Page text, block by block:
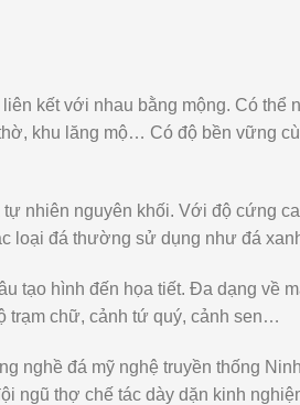
kết với nhau bằng mộng. Có
khu lăng mộ… Có độ bền vững
nhiên nguyên khối. Với độ cứng
đá thường sử dụng như đá
tạo hình đến họa tiết. Đa dạng về
trạm chữ, cảnh tứ quý, cảnh sen…
nghề đá mỹ nghệ truyền thống
ngũ thợ chế tác dày dặn kinh